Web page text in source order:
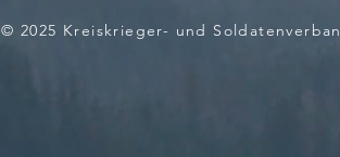
© 2025 Kreiskrieger- und